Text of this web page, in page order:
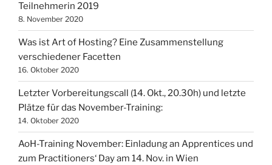
Teilnehmerin 2019
8. November 2020
Was ist Art of Hosting? Eine Zusammenstellung
verschiedener Facetten
16. Oktober 2020
Letzter Vorbereitungscall (14. Okt., 20.30h) und letzte
Plätze für das November-Training:
14. Oktober 2020
AoH-Training November: Einladung an Apprentices und
zum Practitioners‘ Day am 14. Nov. in Wien